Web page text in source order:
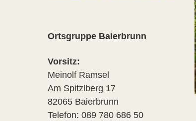
Ortsgruppe Baierbrunn
Vorsitz:
Meinolf Ramsel
Am Spitzlberg 17
82065 Baierbrunn
Telefon: 089 780 686 50